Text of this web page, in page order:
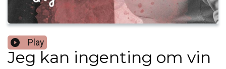
Play
Jeg kan ingenting om vin